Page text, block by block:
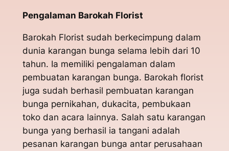
Pengalaman Barokah Florist
Barokah Florist sudah berkecimpung dalam
dunia karangan bunga selama lebih dari 10
tahun. Ia memiliki pengalaman dalam
pembuatan karangan bunga. Barokah florist
juga sudah berhasil pembuatan karangan
bunga pernikahan, dukacita, pembukaan
toko dan acara lainnya. Salah satu karangan
bunga yang berhasil ia tangani adalah
pesanan karangan bunga antar perusahaan